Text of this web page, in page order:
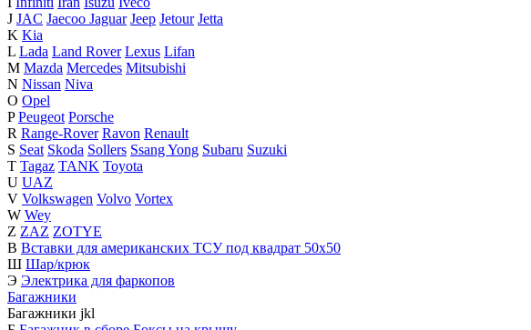
J JAC Jaecoo Jaguar Jeep Jetour Jetta
K Kia
L Lada Land Rover Lexus Lifan
M Mazda Mercedes Mitsubishi
N Nissan Niva
O Opel
P Peugeot Porsche
R Range-Rover Ravon Renault
S Seat Skoda Sollers Ssang Yong Subaru Suzuki
T Tagaz TANK Toyota
U UAZ
V Volkswagen Volvo Vortex
W Wey
Z ZAZ ZOTYE
В Вставки для американских ТСУ под квадрат 50х50
Ш Шар/крюк
Э Электрика для фаркопов
Багажники
Багажники jkl